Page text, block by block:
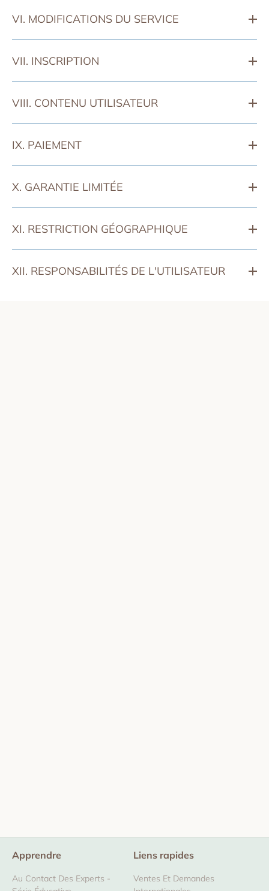
VI. MODIFICATIONS DU SERVICE
VII. INSCRIPTION
VIII. CONTENU UTILISATEUR
IX. PAIEMENT
X. GARANTIE LIMITÉE
XI. RESTRICTION GÉOGRAPHIQUE
XII. RESPONSABILITÉS DE L'UTILISATEUR
Apprendre
Au Contact Des Experts -
Liens rapides
Ventes Et Demandes